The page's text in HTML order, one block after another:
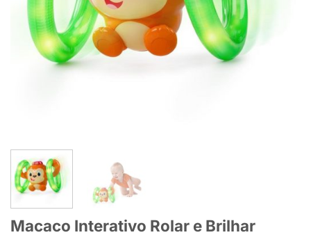
Macaco Interativo Rolar e Brilhar